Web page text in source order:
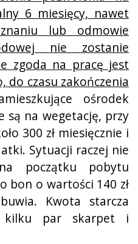
6 miesięcy, nawet
lub odmowie
nie zostanie
zgoda na pracę jest
do czasu zakończenia
ośrodek
są na wegetację, przy
300 zł miesięcznie i
Sytuacji raczej nie
początku pobytu
bon o wartości 140 zł
Kwota starcza
kilku par skarpet i